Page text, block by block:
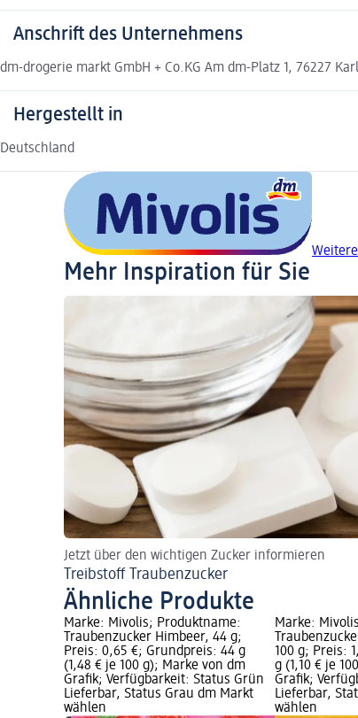
Anschrift des Unternehmens
dm-drogerie markt GmbH + Co.KG Am dm-Platz 1, 76227
Hergestellt in
Deutschland
Mehr Inspiration für Sie
Jetzt über den wichtigen Zucker informieren
Treibstoff Traubenzucker
Ähnliche Produkte
Marke: Mivolis; Produktname:
Traubenzucker Himbeer, 44 g;
Preis: 0,65 €; Grundpreis: 44 g
(1,48 € je 100 g); Marke von dm
Grafik; Verfügbarkeit: Status Grün
Lieferbar, Status Grau dm Markt
wählen
Marke:
100 g; Preis:
g (1,10 € je
Grafik;
Lieferbar,
wählen